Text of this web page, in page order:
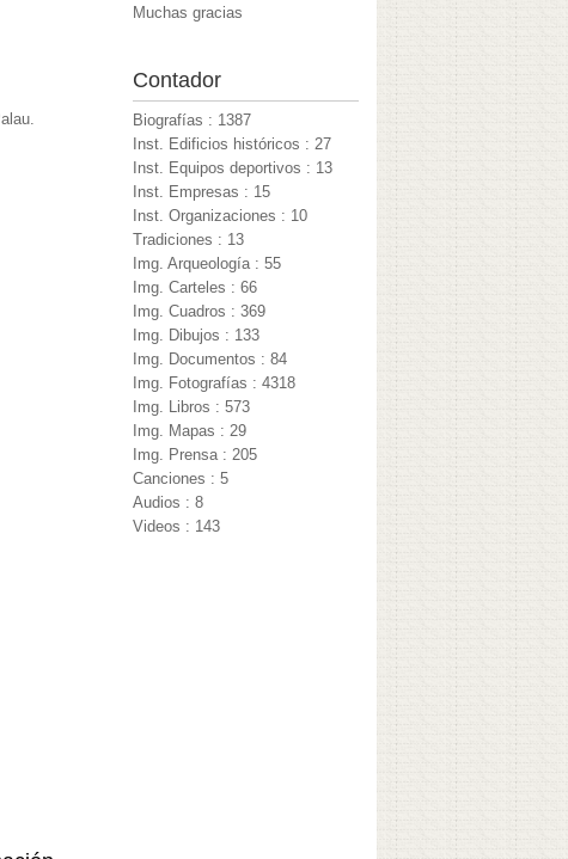
Muchas gracias
Contador
Biografías : 1387
Inst. Edificios históricos : 27
Inst. Equipos deportivos : 13
Inst. Empresas : 15
Inst. Organizaciones : 10
Tradiciones : 13
Img. Arqueología : 55
Img. Carteles : 66
Img. Cuadros : 369
Img. Dibujos : 133
Img. Documentos : 84
Img. Fotografías : 4318
Img. Libros : 573
Img. Mapas : 29
Img. Prensa : 205
Canciones : 5
Audios : 8
Videos : 143